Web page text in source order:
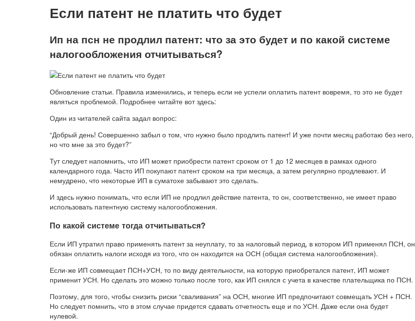
Если патент не платить что будет
Ип на псн не продлил патент: что за это будет и по какой системе
налогообложения отчитываться?
Обновление статьи. Правила изменились, и теперь если не успели оплатить патент вовремя, то это не будет
являться проблемой. Подробнее читайте вот здесь:
Один из читателей сайта задал вопрос:
“Добрый день! Совершенно забыл о том, что нужно было продлить патент! И уже почти месяц работаю без него,
но что мне за это будет?”
Тут следует напомнить, что ИП может приобрести патент сроком от 1 до 12 месяцев в рамках одного
календарного года. Часто ИП покупают патент сроком на три месяца, а затем регулярно продлевают. И
немудрено, что некоторые ИП в суматохе забывают это сделать.
И здесь нужно понимать, что если ИП не продлил действие патента, то он, соответственно, не имеет право
использовать патентную систему налогообложения.
По какой системе тогда отчитываться?
Если ИП утратил право применять патент за неуплату, то за налоговый период, в котором ИП применял ПСН, он
обязан оплатить налоги исходя из того, что он находится на ОСН (общая система налогообложения).
Если-же ИП совмещает ПСН+УСН, то по виду деятельности, на которую приобретался патент, ИП может
применит УСН. Но сделать это можно только после того, как ИП снялся с учета в качестве плательщика по ПСН.
Поэтому, для того, чтобы снизить риски “сваливания” на ОСН, многие ИП предпочитают совмещать УСН + ПСН.
Но следует помнить, что в этом случае придется сдавать отчетность еще и по УСН. Даже если она будет
нулевой.